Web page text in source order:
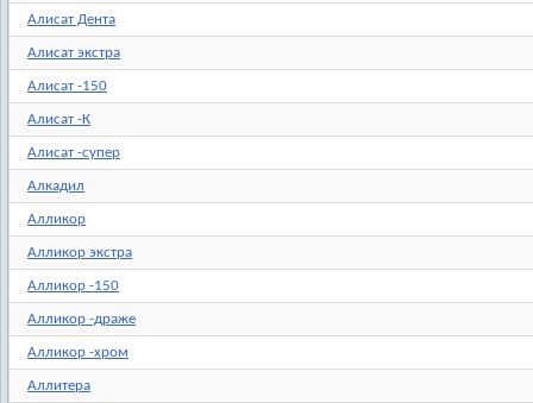
Алисат Дента
Алисат экстра
Алисат -150
Алисат -К
Алисат -супер
Алкадил
Алликор
Алликор экстра
Алликор -150
Алликор -драже
Алликор -хром
Аллитера